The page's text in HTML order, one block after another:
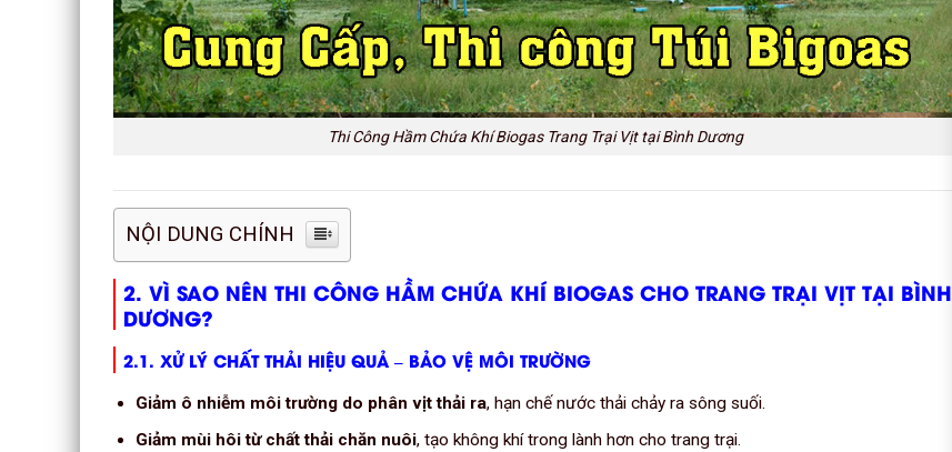
Thi Công Hầm Chứa Khí Biogas Trang Trại Vịt tại Bình Dương
NỘI DUNG CHÍNH
2. VÌ SAO NÊN THI CÔNG HẦM CHỨA KHÍ BIOGAS CHO TRANG TRẠI VỊT TẠI BÌNH
DƯƠNG?
2.1. XỬ LÝ CHẤT THẢI HIỆU QUẢ – BẢO VỆ MÔI TRƯỜNG
Giảm ô nhiễm môi trường do phân vịt thải ra, hạn chế nước thải chảy ra sông suối.
Giảm mùi hôi từ chất thải chăn nuôi, tạo không khí trong lành hơn cho trang trại.